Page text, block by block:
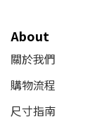
About
關於我們
購物流程
尺寸指南